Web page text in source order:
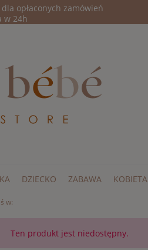
dla opłaconych zamówień
w 24h
DZIECKO ZABAWA KOBIETA
w:
Ten produkt jest niedostępny.